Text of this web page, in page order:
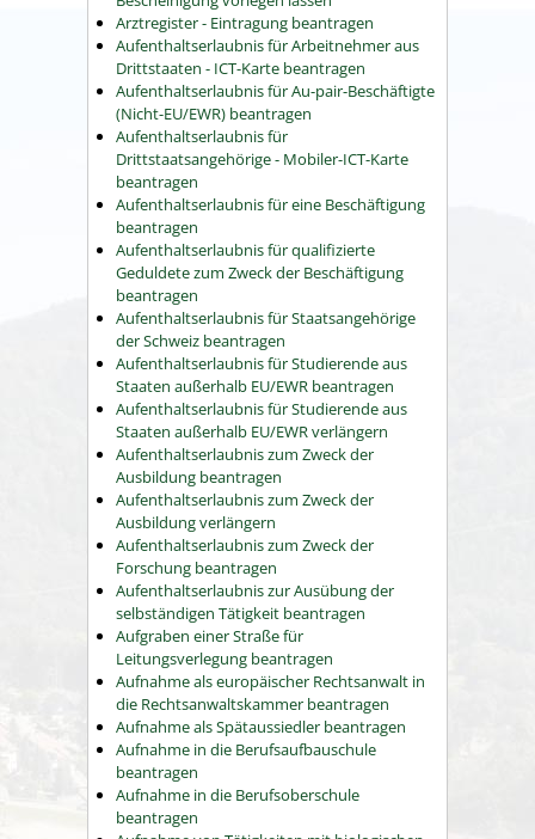
Arztregister - Eintragung beantragen
Aufenthaltserlaubnis für Arbeitnehmer aus
Drittstaaten - ICT-Karte beantragen
Aufenthaltserlaubnis für Au-pair-Beschäftigte
(Nicht-EU/EWR) beantragen
Aufenthaltserlaubnis für
Drittstaatsangehörige - Mobiler-ICT-Karte
beantragen
Aufenthaltserlaubnis für eine Beschäftigung
beantragen
Aufenthaltserlaubnis für qualifizierte
Geduldete zum Zweck der Beschäftigung
beantragen
Aufenthaltserlaubnis für Staatsangehörige
der Schweiz beantragen
Aufenthaltserlaubnis für Studierende aus
Staaten außerhalb EU/EWR beantragen
Aufenthaltserlaubnis für Studierende aus
Staaten außerhalb EU/EWR verlängern
Aufenthaltserlaubnis zum Zweck der
Ausbildung beantragen
Aufenthaltserlaubnis zum Zweck der
Ausbildung verlängern
Aufenthaltserlaubnis zum Zweck der
Forschung beantragen
Aufenthaltserlaubnis zur Ausübung der
selbständigen Tätigkeit beantragen
Aufgraben einer Straße für
Leitungsverlegung beantragen
Aufnahme als europäischer Rechtsanwalt in
die Rechtsanwaltskammer beantragen
Aufnahme als Spätaussiedler beantragen
Aufnahme in die Berufsaufbauschule
beantragen
Aufnahme in die Berufsoberschule
beantragen